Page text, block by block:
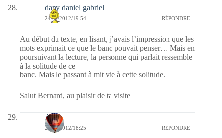
dany daniel gabriel
24/01/2012/19:54 RÉPONDRE
Au début du texte, en lisant, j’avais l’impression que les
mots exprimait ce que le banc pouvait penser… Mais en
poursuivant la lecture, la personne qui parlait ressemble
à la solitude de ce
banc. Mais le passant à mit vie à cette solitude.
Salut Bernard, au plaisir de ta visite
Ava
24/01/2012/18:25 RÉPONDRE